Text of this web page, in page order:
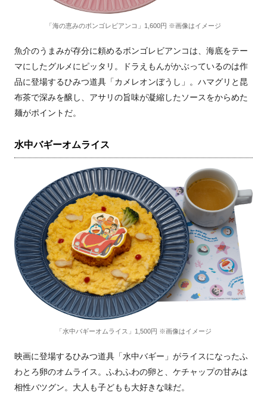
「海の恵みのボンゴレビアンコ」1,600円 ※画像はイメージ
魚介のうまみが存分に頼めるボンゴレビアンコは、海底をテー
マにしたグルメにピッタリ。ドラえもんがかぶっているのは作
品に登場するひみつ道具「カメレオンぼうし」。ハマグリと昆
布茶で深みを醸し、アサリの旨味が凝縮したソースをからめた
麺がポイントだ。
水中バギーオムライス
「水中バギーオムライス」1,500円 ※画像はイメージ
映画に登場するひみつ道具「水中バギー」がライスになったふ
わとろ卵のオムライス。ふわふわの卵と、ケチャップの甘みは
相性バツグン。大人も子どもも大好きな味だ。